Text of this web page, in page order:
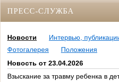
ПРЕСС-СЛУЖБА
Новости
Интервью,
Фотогалерея
Положения
Новость от 23.04.2026
Взыскание за травму ребенка в